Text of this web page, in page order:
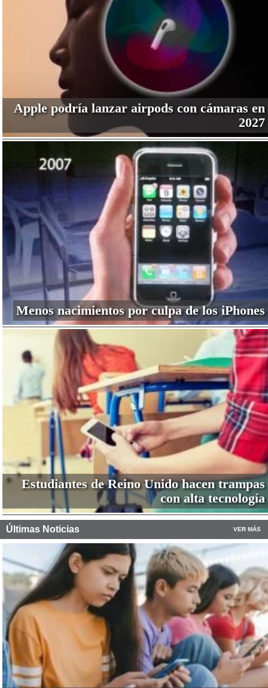
Apple podría lanzar airpods con cámaras en
2027
Menos nacimientos por culpa de los iPhones
Estudiantes de Reino Unido hacen trampas
con alta tecnología
Últimas Noticias VER MÁS